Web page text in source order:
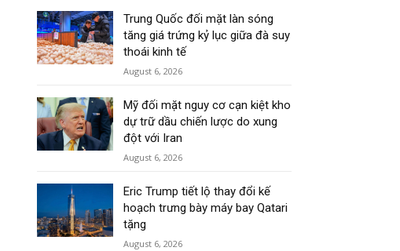
Trung Quốc đối mặt làn sóng
tăng giá trứng kỷ lục giữa đà suy
thoái kinh tế
August 6, 2026
Mỹ đối mặt nguy cơ cạn kiệt kho
dự trữ dầu chiến lược do xung
đột với Iran
August 6, 2026
Eric Trump tiết lộ thay đổi kế
hoạch trưng bày máy bay Qatari
tặng
August 6, 2026